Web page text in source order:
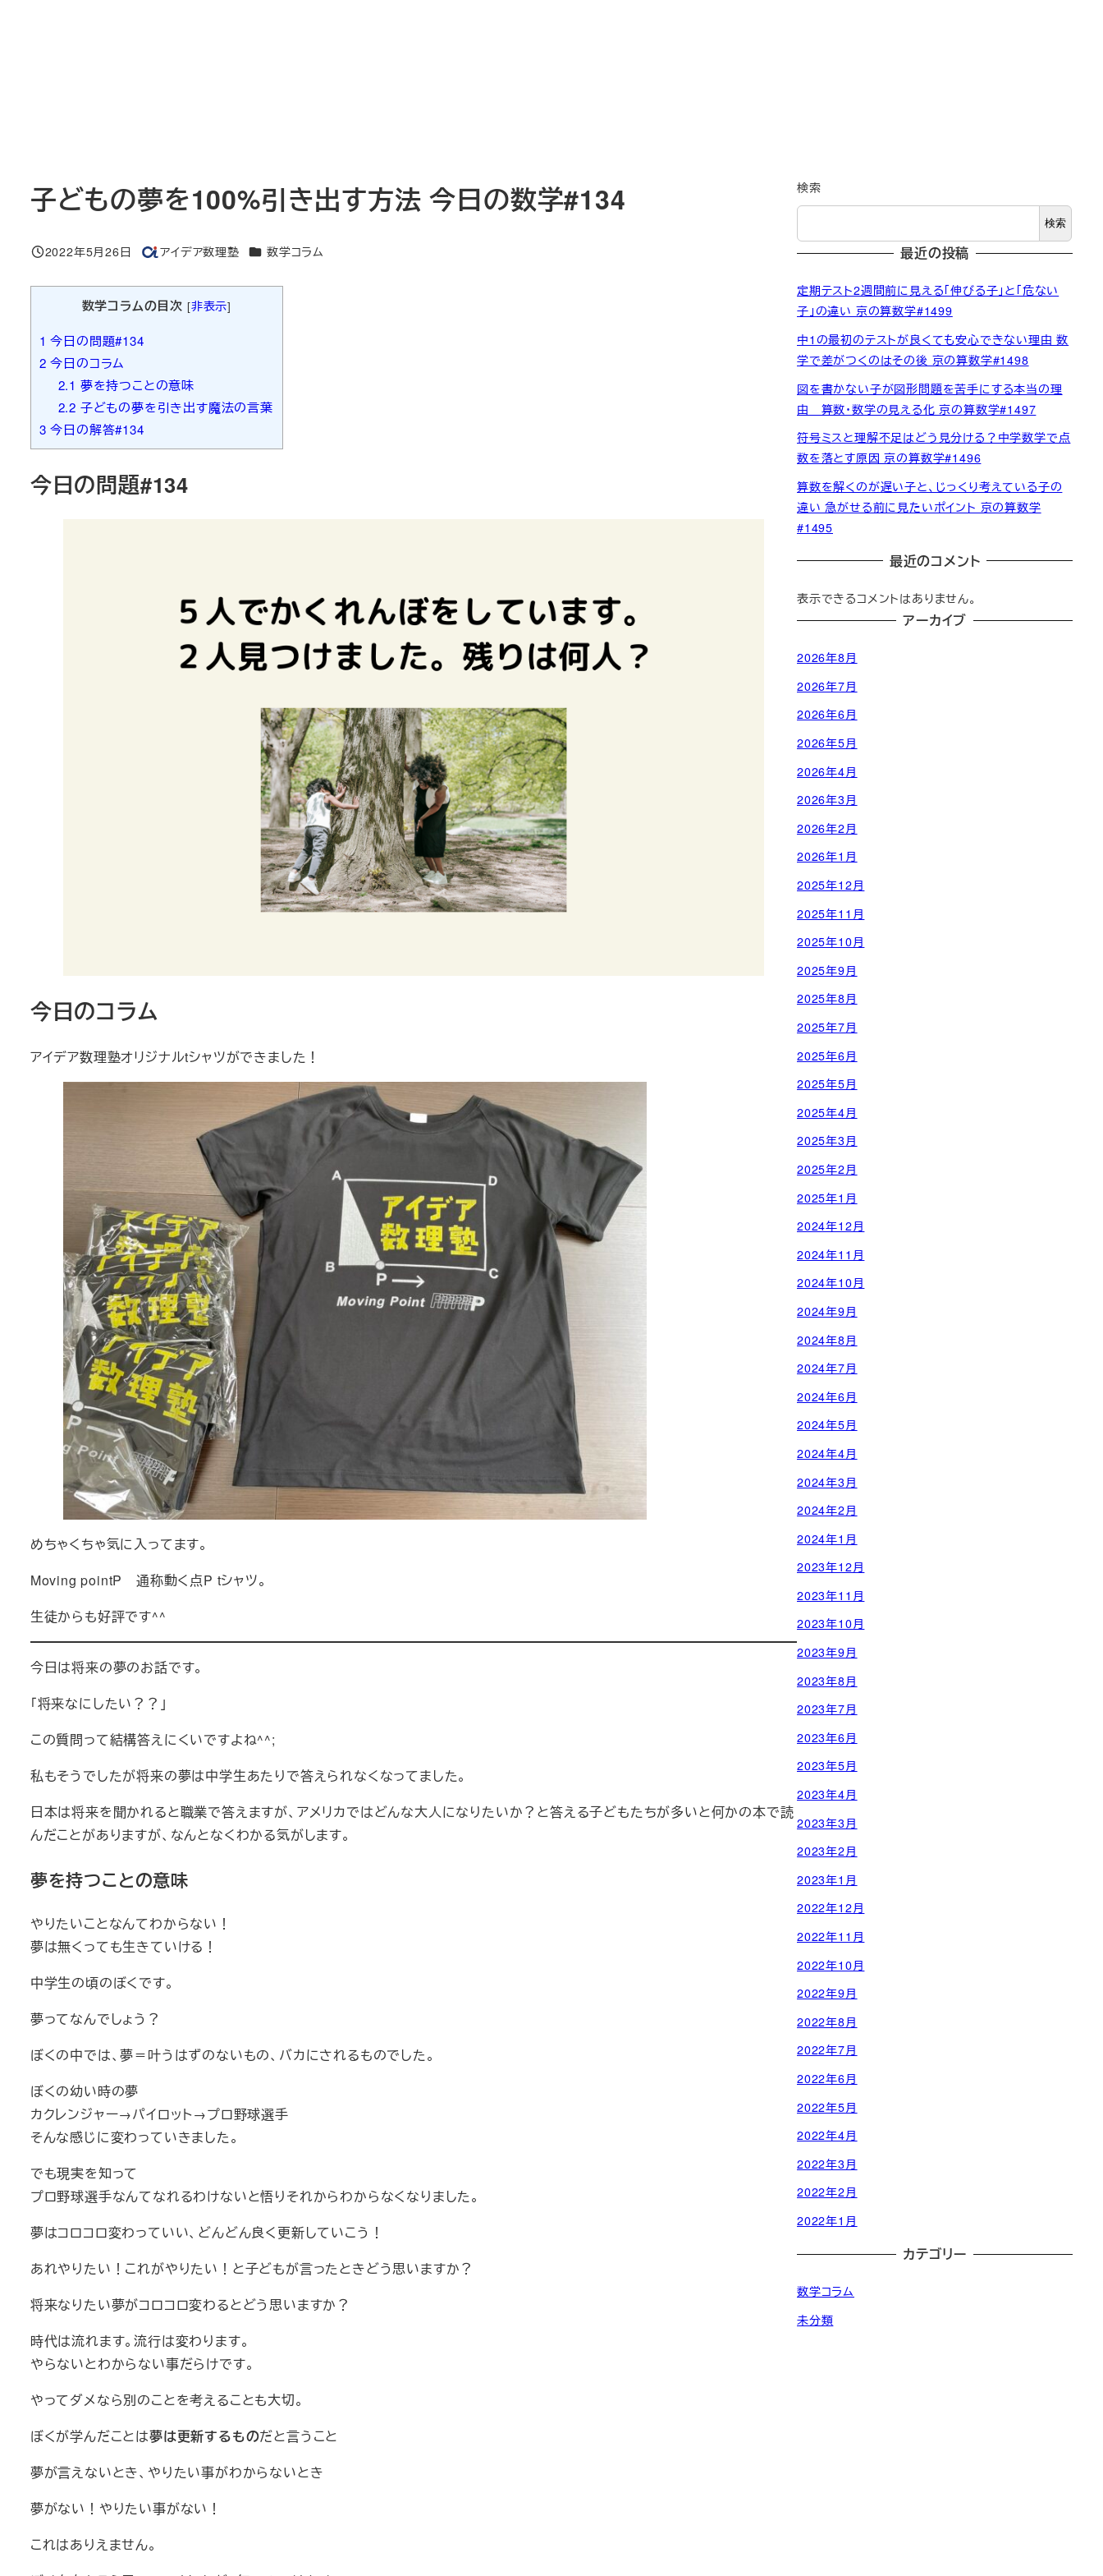
子どもの夢を100%引き出す方法 今日の数学#134
投稿日
2022年5月26日
著
アイデア数理塾 カテゴリー
数学コラム
数学コラムの目次 [非表示]
1 今日の問題#134
2 今日のコラム
2.1 夢を持つことの意味
2.2 子どもの夢を引き出す魔法の言葉
3 今日の解答#134
今日の問題#134
今日のコラム
アイデア数理塾オリジナルtシャツができました！
めちゃくちゃ気に入ってます。
Moving pointP 通称動く点P tシャツ。
生徒からも好評です^^
今日は将来の夢のお話です。
「将来なにしたい？？」
この質問って結構答えにくいですよね^^;
私もそうでしたが将来の夢は中学生あたりで答えられなくなってました。
日本は将来を聞かれると職業で答えますが、アメリカではどんな大人になりたいか？と答える子どもたちが多いと何かの本で読
んだことがありますが、なんとなくわかる気がします。
夢を持つことの意味
やりたいことなんてわからない！
夢は無くっても生きていける！
中学生の頃のぼくです。
夢ってなんでしょう？
ぼくの中では、夢＝叶うはずのないもの、バカにされるものでした。
ぼくの幼い時の夢
カクレンジャー→パイロット→プロ野球選手
そんな感じに変わっていきました。
でも現実を知って
プロ野球選手なんてなれるわけないと悟りそれからわからなくなりました。
夢はコロコロ変わっていい、どんどん良く更新していこう！
あれやりたい！これがやりたい！と子どもが言ったときどう思いますか？
将来なりたい夢がコロコロ変わるとどう思いますか？
時代は流れます。流行は変わります。
やらないとわからない事だらけです。
やってダメなら別のことを考えることも大切。
ぼくが学んだことは夢は更新するものだと言うこと
夢が言えないとき、やりたい事がわからないとき
夢がない！やりたい事がない！
これはありえません。
検索
検索
最近の投稿
定期テスト2週間前に見える「伸びる子」と「危ない
子」の違い 京の算数学#1499
中1の最初のテストが良くても安心できない理由 数
学で差がつくのはその後 京の算数学#1498
図を書かない子が図形問題を苦手にする本当の理
由 算数・数学の見える化 京の算数学#1497
符号ミスと理解不足はどう見分ける？中学数学で点
数を落とす原因 京の算数学#1496
算数を解くのが遅い子と、じっくり考えている子の
違い 急がせる前に見たいポイント 京の算数学
#1495
最近のコメント
表示できるコメントはありません。
アーカイブ
2026年8月
2026年7月
2026年6月
2026年5月
2026年4月
2026年3月
2026年2月
2026年1月
2025年12月
2025年11月
2025年10月
2025年9月
2025年8月
2025年7月
2025年6月
2025年5月
2025年4月
2025年3月
2025年2月
2025年1月
2024年12月
2024年11月
2024年10月
2024年9月
2024年8月
2024年7月
2024年6月
2024年5月
2024年4月
2024年3月
2024年2月
2024年1月
2023年12月
2023年11月
2023年10月
2023年9月
2023年8月
2023年7月
2023年6月
2023年5月
2023年4月
2023年3月
2023年2月
2023年1月
2022年12月
2022年11月
2022年10月
2022年9月
2022年8月
2022年7月
2022年6月
2022年5月
2022年4月
2022年3月
2022年2月
2022年1月
カテゴリー
数学コラム
未分類